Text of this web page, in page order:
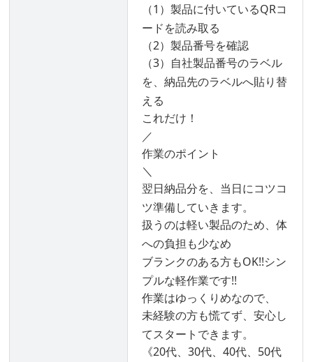
（1）製品に付いているQRコ
ードを読み取る
（2）製品番号を確認
（3）自社製品番号のラベル
を、納品先のラベルへ貼り替
える
これだけ！
／
作業のポイント
＼
翌日納品分を、当日にコツコ
ツ準備していきます。
扱うのは軽い製品のため、体
への負担も少なめ
ブランクのある方もOK!!シン
プルな軽作業です!!
作業はゆっくりめなので、
未経験の方も慌てず、安心し
てスタートできます。
《20代、30代、40代、50代